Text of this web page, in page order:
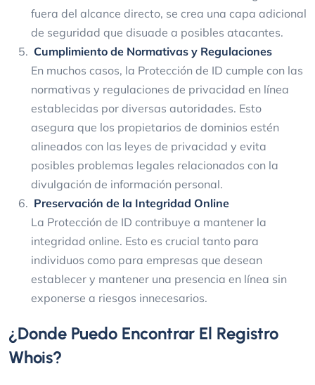
fuera del alcance directo, se crea una capa adicional
de seguridad que disuade a posibles atacantes.
Cumplimiento de Normativas y Regulaciones
En muchos casos, la Protección de ID cumple con las
normativas y regulaciones de privacidad en línea
establecidas por diversas autoridades. Esto
asegura que los propietarios de dominios estén
alineados con las leyes de privacidad y evita
posibles problemas legales relacionados con la
divulgación de información personal.
Preservación de la Integridad Online
La Protección de ID contribuye a mantener la
integridad online. Esto es crucial tanto para
individuos como para empresas que desean
establecer y mantener una presencia en línea sin
exponerse a riesgos innecesarios.
¿Donde Puedo Encontrar El Registro
Whois?